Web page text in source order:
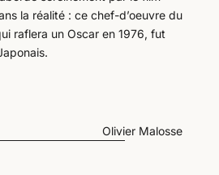
la réalité : ce chef-d’oeuvre du
raflera un Oscar en 1976, fut
Olivier Malosse